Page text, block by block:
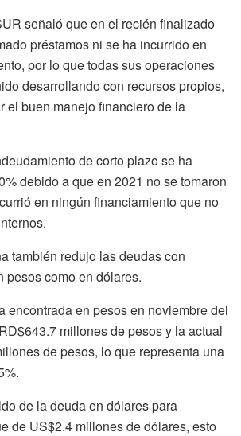
señaló que en el recién finalizado
préstamos ni se ha incurrido en
por lo que todas sus operaciones
desarrollando con recursos propios,
el buen manejo financiero de la
de corto plazo se ha
debido a que en 2021 no se tomaron
en ningún financiamiento que no
también redujo las deudas con
pesos como en dólares.
encontrada en pesos en noviembre del
millones de pesos y la actual
de pesos, lo que representa una
de la deuda en dólares para
de US$2.4 millones de dólares, esto